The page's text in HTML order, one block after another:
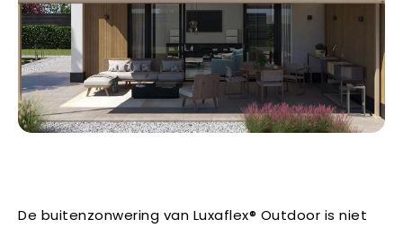
De buitenzonwering van Luxaflex® Outdoor is niet